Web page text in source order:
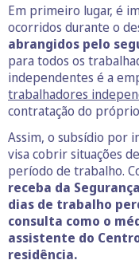
Em primeiro lugar, é
ocorridos durante o
abrangidos pelo
para todos os
independentes é a
trabalhadores
contratação do
Assim, o subsídio por
visa cobrir situações
período de trabalho.
receba da
dias de trabalho
consulta como o
assistente do
residência.